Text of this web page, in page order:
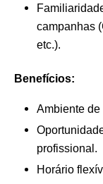
campanhas
etc.).
Benefícios:
Ambiente de
profissional.
Horário